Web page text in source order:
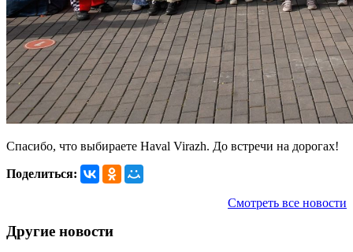
Спасибо, что выбираете Haval Virazh. До встречи на дорогах!
Поделиться:
Смотреть все новости
Другие новости